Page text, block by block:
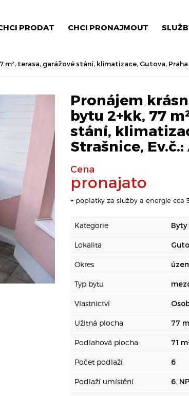
PRODAT CHCI PRONAJMOUT
terasa, garážové stání, klimatizace, Gutova, Praha
Pronájem
bytu 2+kk, 77
stání,
Strašnice,
Cena
pronajato
+ poplatky za služby a energie cca
Kategorie Byty
Lokalita
Okres
Typ bytu
Vlastnictví
Užitná plocha 77
Podlahová plocha 71
Počet podlaží 6
Podlaží umístění 6. NP